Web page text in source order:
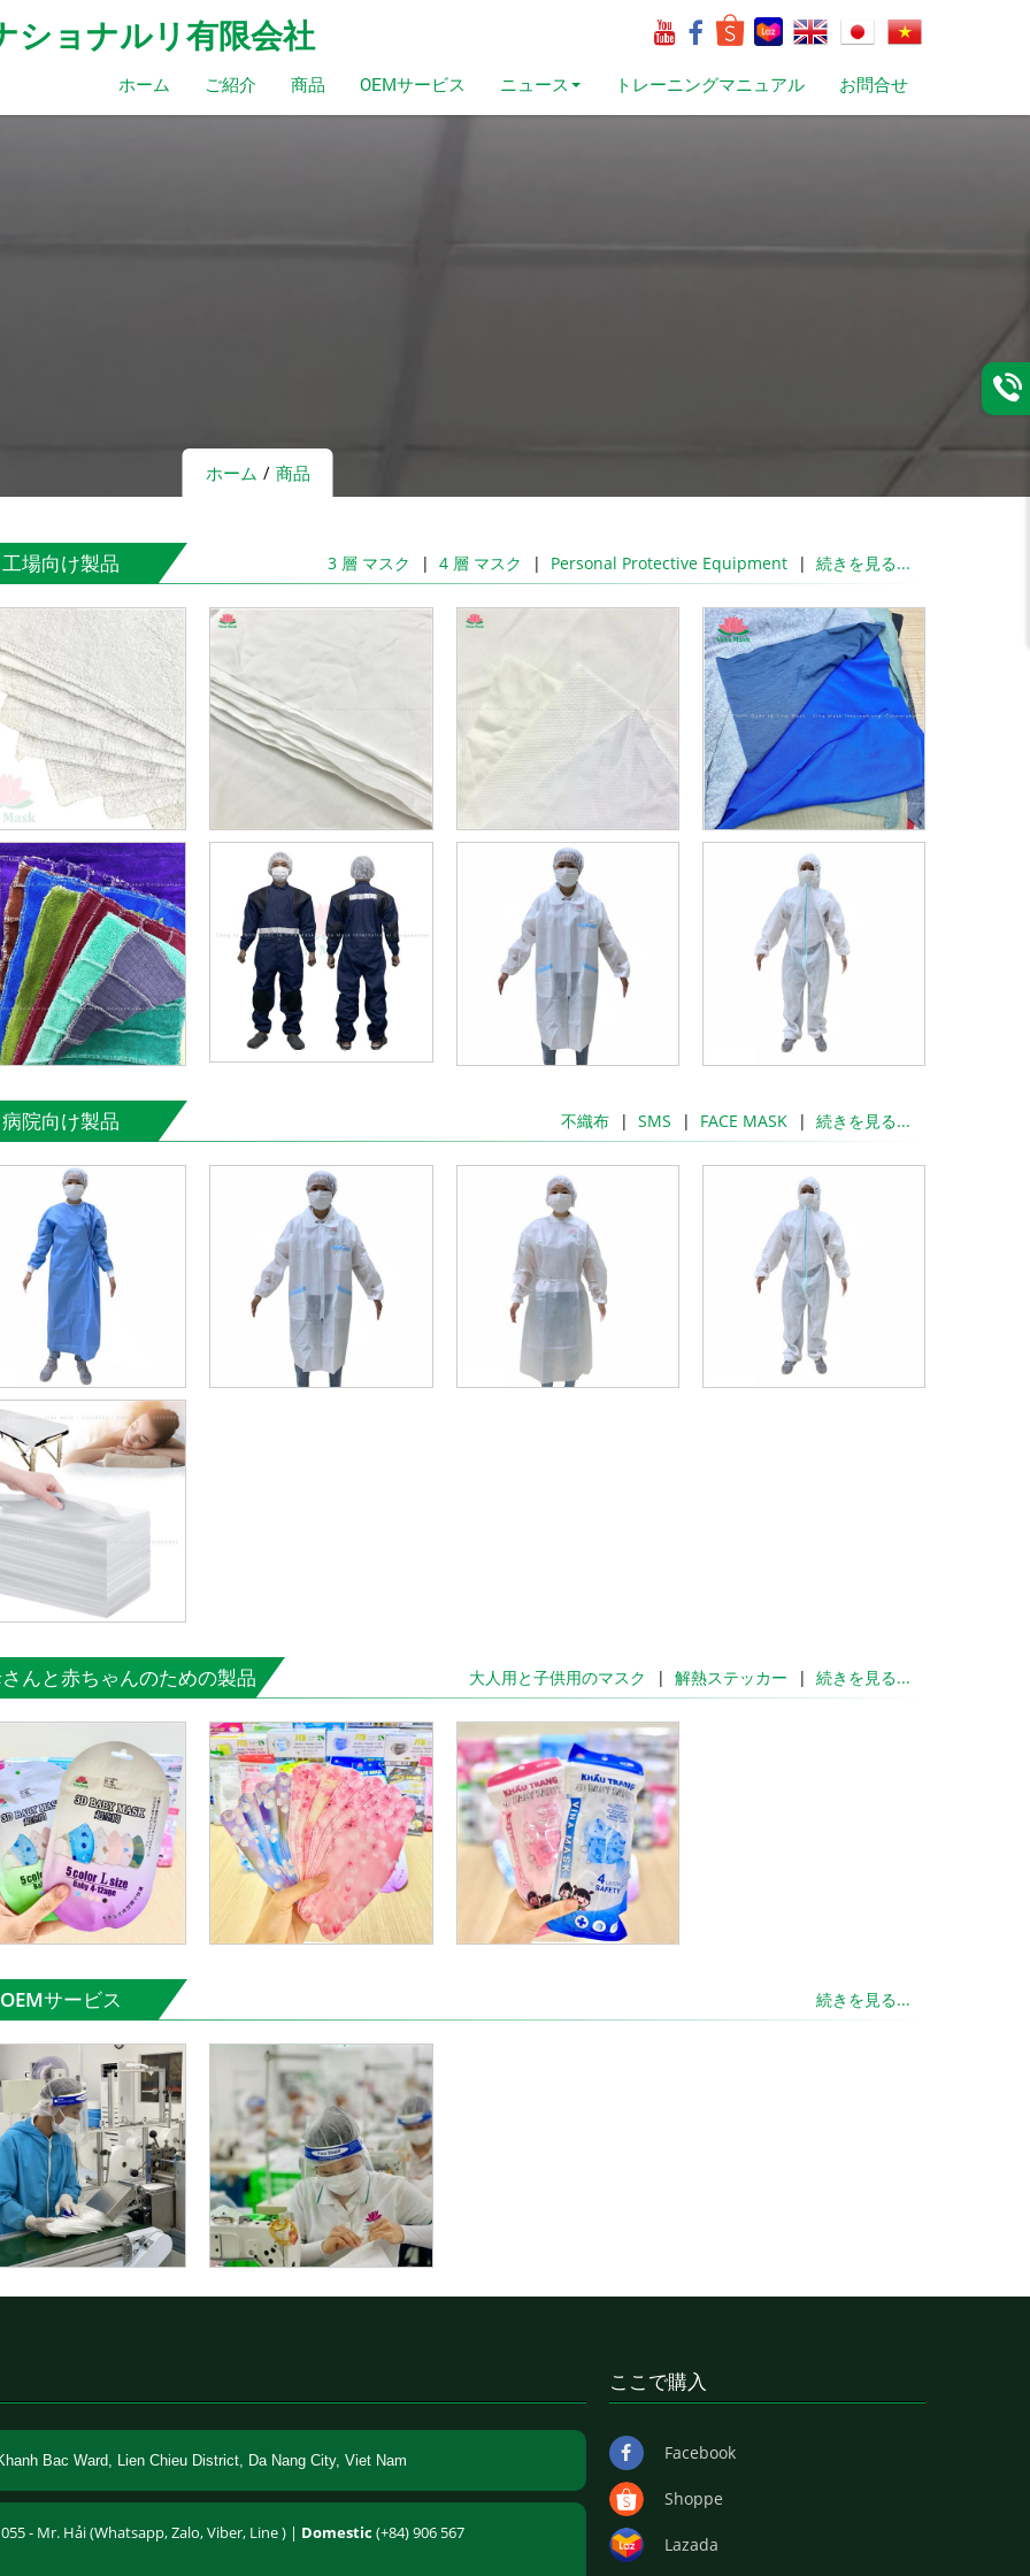
ショナルリ有限会社
ホーム ご紹介 商品 OEMサービス ニュース トレーニングマニュアル お問合せ
ホーム 商品
工場向け製品 3 層 マスク 4 層 マスク Personal Protective Equipment 続きを見る...
đ
đ
đ
đ
đ đ
病院向け製品 不織布 SMS FACE MASK 続きを見る...
đ đ đ
đ
んと赤ちゃんのための製品 大人用と子供用のマスク 解熱ステッカー 続きを見る...
đ
đ đ
OEMサービス 続きを見る...
đ đ
Bac Ward, Lien Chieu District, Da Nang City, Viet Nam
- Mr. Hải (Whatsapp, Zalo, Viber, Line ) | Domestic(+84) 906 567
ここで購入
Facebook
Shoppe
Lazada